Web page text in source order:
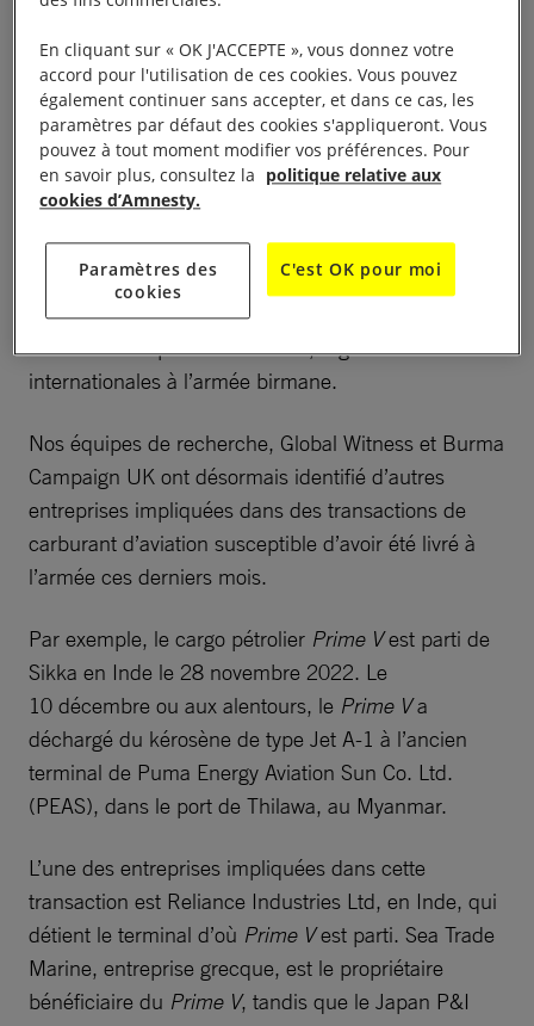
entreprises
approvisionnent l’armée
du Myanmar
Le 3 novembre 2022, nous avons publiéDeadly
Cargo, un rapport sur la chaîne
d’approvisionnement en carburant d’aviation qui
relie des entreprises nationales, régionales et
internationales à l’armée birmane.
Nos équipes de recherche, Global Witness et Burma
Campaign UK ont désormais identifié d’autres
entreprises impliquées dans des transactions de
carburant d’aviation susceptible d’avoir été livré à
l’armée ces derniers mois.
Par exemple, le cargo pétrolier Prime Vest parti de
Sikka en Inde le 28 novembre 2022. Le
10 décembre ou aux alentours, le Prime Va
déchargé du kérosène de type Jet A-1 à l’ancien
terminal de Puma Energy Aviation Sun Co. Ltd.
(PEAS), dans le port de Thilawa, au Myanmar.
L’une des entreprises impliquées dans cette
transaction est Reliance Industries Ltd, en Inde, qui
détient le terminal d’où Prime Vest parti. Sea Trade
Marine, entreprise grecque, est le propriétaire
bénéficiaire du Prime V, tandis que le Japan P&I
En cliquant sur « OK J'ACCEPTE », vous donnez votre
accord pour l'utilisation de ces cookies. Vous pouvez
également continuer sans accepter, et dans ce cas, les
paramètres par défaut des cookies s'appliqueront. Vous
pouvez à tout moment modifier vos préférences. Pour
en savoir plus, consultez la politique relative aux
cookies d’Amnesty.
Paramètres des
cookies
C'est OK pour moi